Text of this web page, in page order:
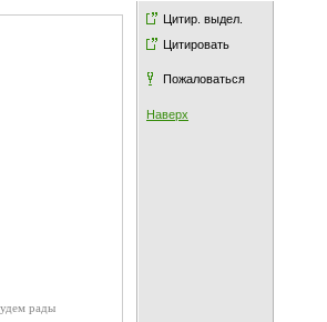
Цитир. выдел.
Цитировать
Пожаловаться
Наверх
рады